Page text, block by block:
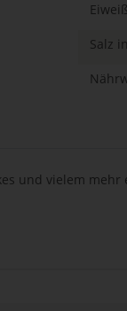
Salz
und vielem